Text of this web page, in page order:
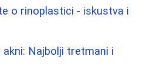
o rinoplastici - iskustva i
akni: Najbolji tretmani i